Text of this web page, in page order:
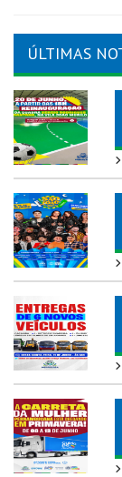
ÚLTIMAS